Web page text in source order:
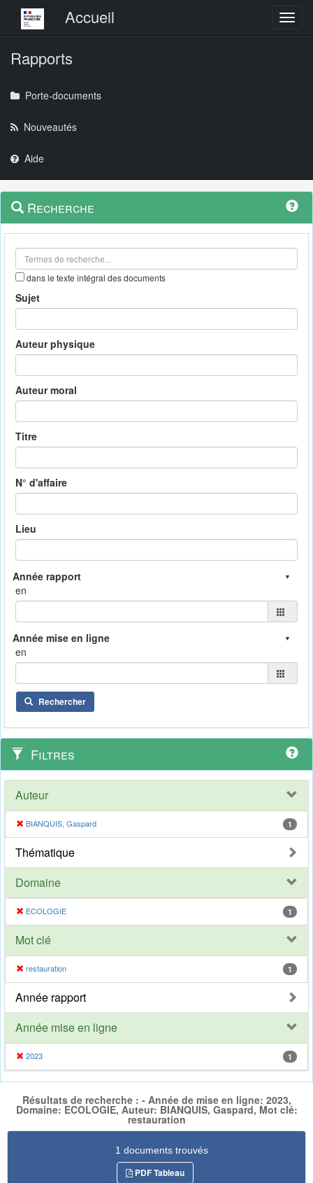
Menu principalAccueil
Rapports
Porte-documents
Nouveautés
Aide
Navigation
outils
Menu
contextuel
Recherche
dans le texte intégral des documents
Sujet
Auteur physique
Auteur moral
Titre
N° d'affaire
Lieu
en
en
Rechercher
Filtres
Auteur
BIANQUIS, Gaspard 1
Thématique
Domaine
ECOLOGIE 1
Mot clé
restauration 1
Année rapport
Année mise en ligne
2023 1
Résultats de recherche : - Année de mise en ligne: 2023,
Domaine: ECOLOGIE, Auteur: BIANQUIS, Gaspard, Mot clé:
restauration
1 documents trouvés
PDF Tableau